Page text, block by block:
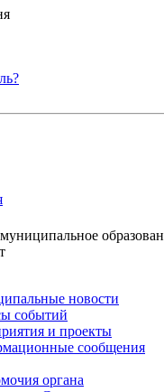
новости
событий
и проекты
сообщения
органа